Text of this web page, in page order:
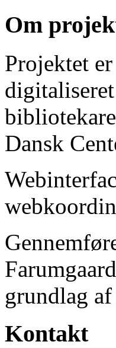
Om
Projektet
Dansk
grundlag
Kontakt